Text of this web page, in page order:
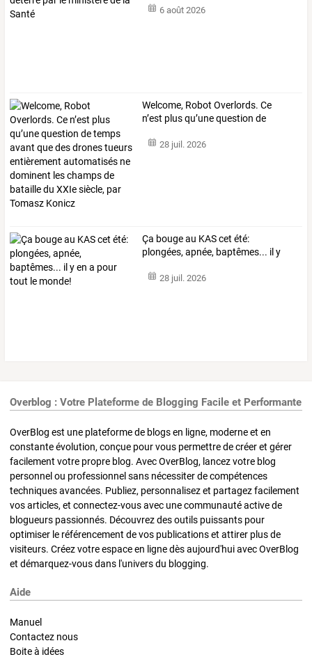
6 août 2026
Welcome, Robot Overlords. Ce
n’est plusqu’unequestion de
28 juil. 2026
Ça bougeau KAScet été:
plongées,apnée, baptêmes... il y
28 juil. 2026
Overblog : Votre Plateforme de Blogging Facile et Performante
OverBlog est une plateforme de blogs en ligne, moderne et en
constante évolution, conçue pour vous permettre de créer et gérer
facilement votre propre blog. Avec OverBlog, lancez votre blog
personnel ou professionnel sans nécessiter de compétences
techniques avancées. Publiez, personnalisez et partagez facilement
vos articles, et connectez-vous avec une communauté active de
blogueurs passionnés. Découvrez des outils puissants pour
optimiser le référencement de vos publications et attirer plus de
visiteurs. Créez votre espace en ligne dès aujourd'hui avec OverBlog
et démarquez-vous dans l'univers du blogging.
Aide
Manuel
Contactez nous
Boite à idées